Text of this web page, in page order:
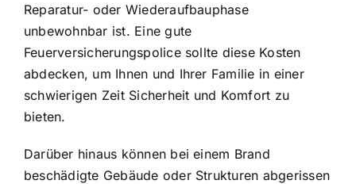
Reparatur- oder Wiederaufbauphase
unbewohnbar ist. Eine gute
Feuerversicherungspolice sollte diese Kosten
abdecken, um Ihnen und Ihrer Familie in einer
schwierigen Zeit Sicherheit und Komfort zu
bieten.
Darüber hinaus können bei einem Brand
beschädigte Gebäude oder Strukturen abgerissen